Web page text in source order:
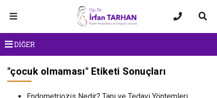
DİĞER
"çocuk olmaması" Etiketi Sonuçları